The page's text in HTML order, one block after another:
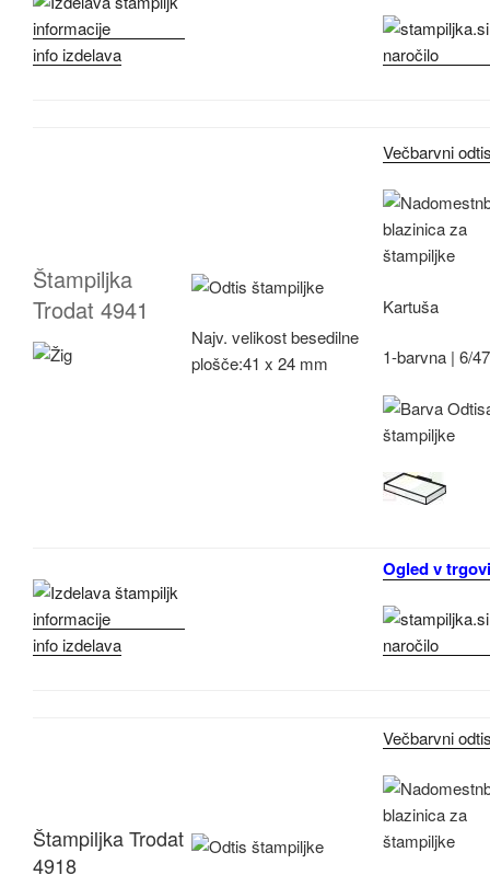
info izdelava
Štampiljka
Trodat 4941
Najv. velikost besedilne
plošče:41 x 24 mm
Večbarvni
Kartuša
1-barvna | 6/
info izdelava
Ogled v
Štampiljka Trodat
4918
Večbarvni